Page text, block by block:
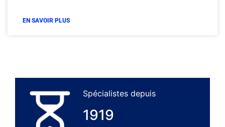
EN SAVOIR PLUS
Spécialistes depuis
1919